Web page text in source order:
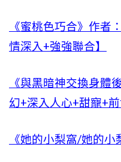
《蜜桃色巧合》作者
情深入+強強聯合】
《與黑暗神交換身體
幻+深入人心+甜寵+前
《她的小梨窩/她的